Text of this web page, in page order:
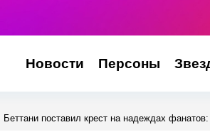
Новости Персоны
Беттани поставил крест на надеждах